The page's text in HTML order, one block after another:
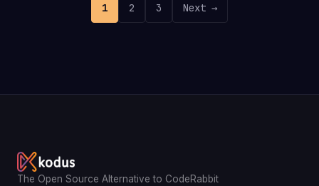
1 2 3 Next →
The Open Source Alternative to CodeRabbit